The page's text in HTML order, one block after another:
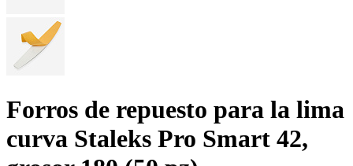
Forros de repuesto para la lima
curva Staleks Pro Smart 42,